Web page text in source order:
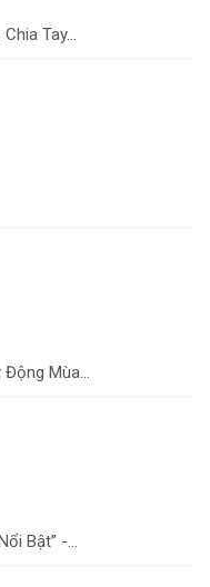
Tay...
Động Mùa...
Bật” -...